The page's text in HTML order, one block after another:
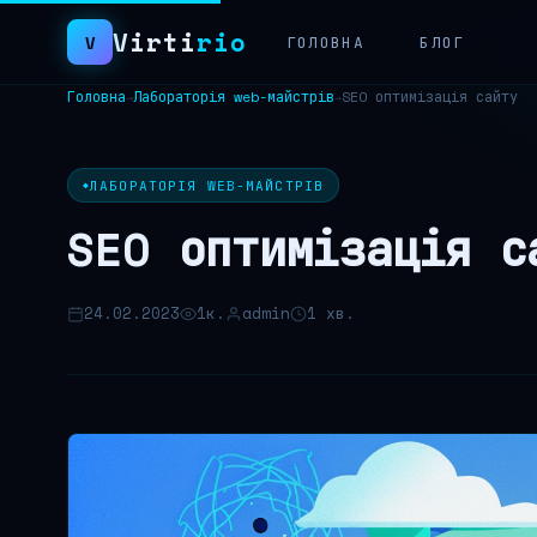
V Virtirio ГОЛОВНА БЛОГ
Головна→Лабораторія web-майстрів→SEO оптимізація сайту
ЛАБОРАТОРІЯ WEB-МАЙСТРІВ
SEO оптимізація
24.02.2023 1к. admin 1 хв.